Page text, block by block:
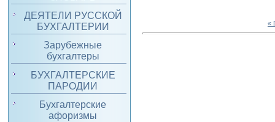
ДЕЯТЕЛИ РУССКОЙ
БУХГАЛТЕРИИ
Зарубежные
бухгалтеры
БУХГАЛТЕРСКИЕ
ПАРОДИИ
Бухгалтерские
афоризмы
«